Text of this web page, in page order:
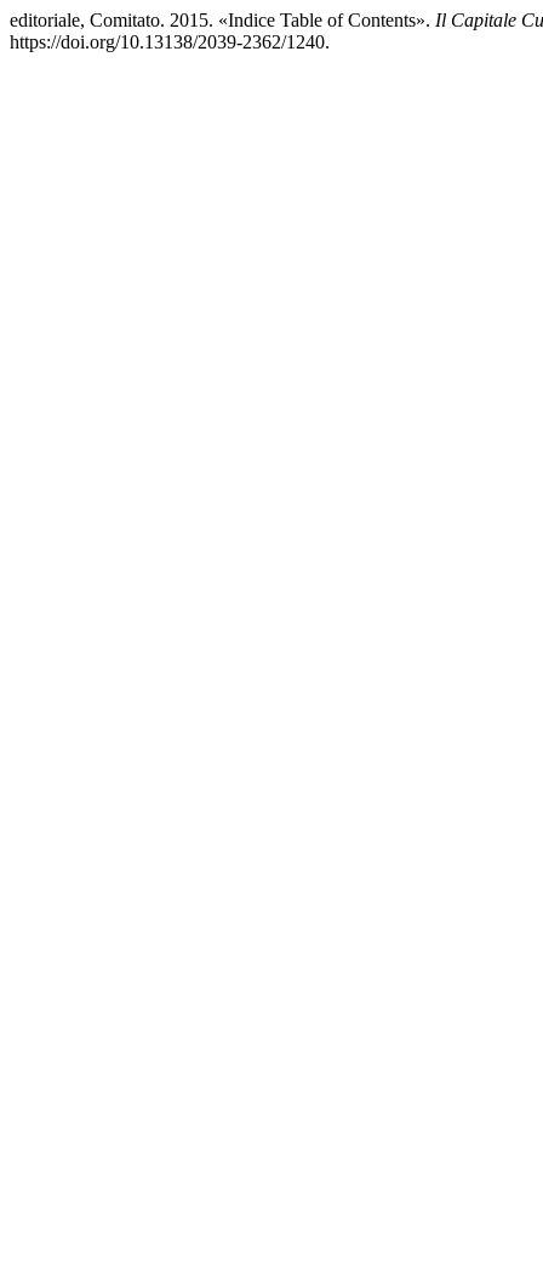
editoriale, Comitato. 2015. «Indice Table of Contents». Il Capitale
https://doi.org/10.13138/2039-2362/1240.